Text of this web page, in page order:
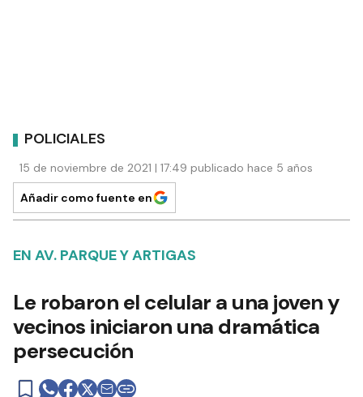
POLICIALES
15 de noviembre de 2021 | 17:49 publicado hace 5 años
Añadir como fuente en
EN AV. PARQUE Y ARTIGAS
Le robaron el celular a una joven y
vecinos iniciaron una dramática
persecución